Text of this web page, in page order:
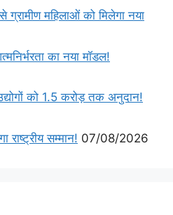
महिलाओं को मिलेगा नया
का नया मॉडल!
को 1.5 करोड़ तक अनुदान!
राष्ट्रीय सम्मान! 07/08/2026